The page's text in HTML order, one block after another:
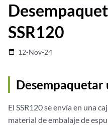
SSR120
date_range 12-Nov-24
Desempaquetar
El SSR120 se envía en una
material de embalaje de